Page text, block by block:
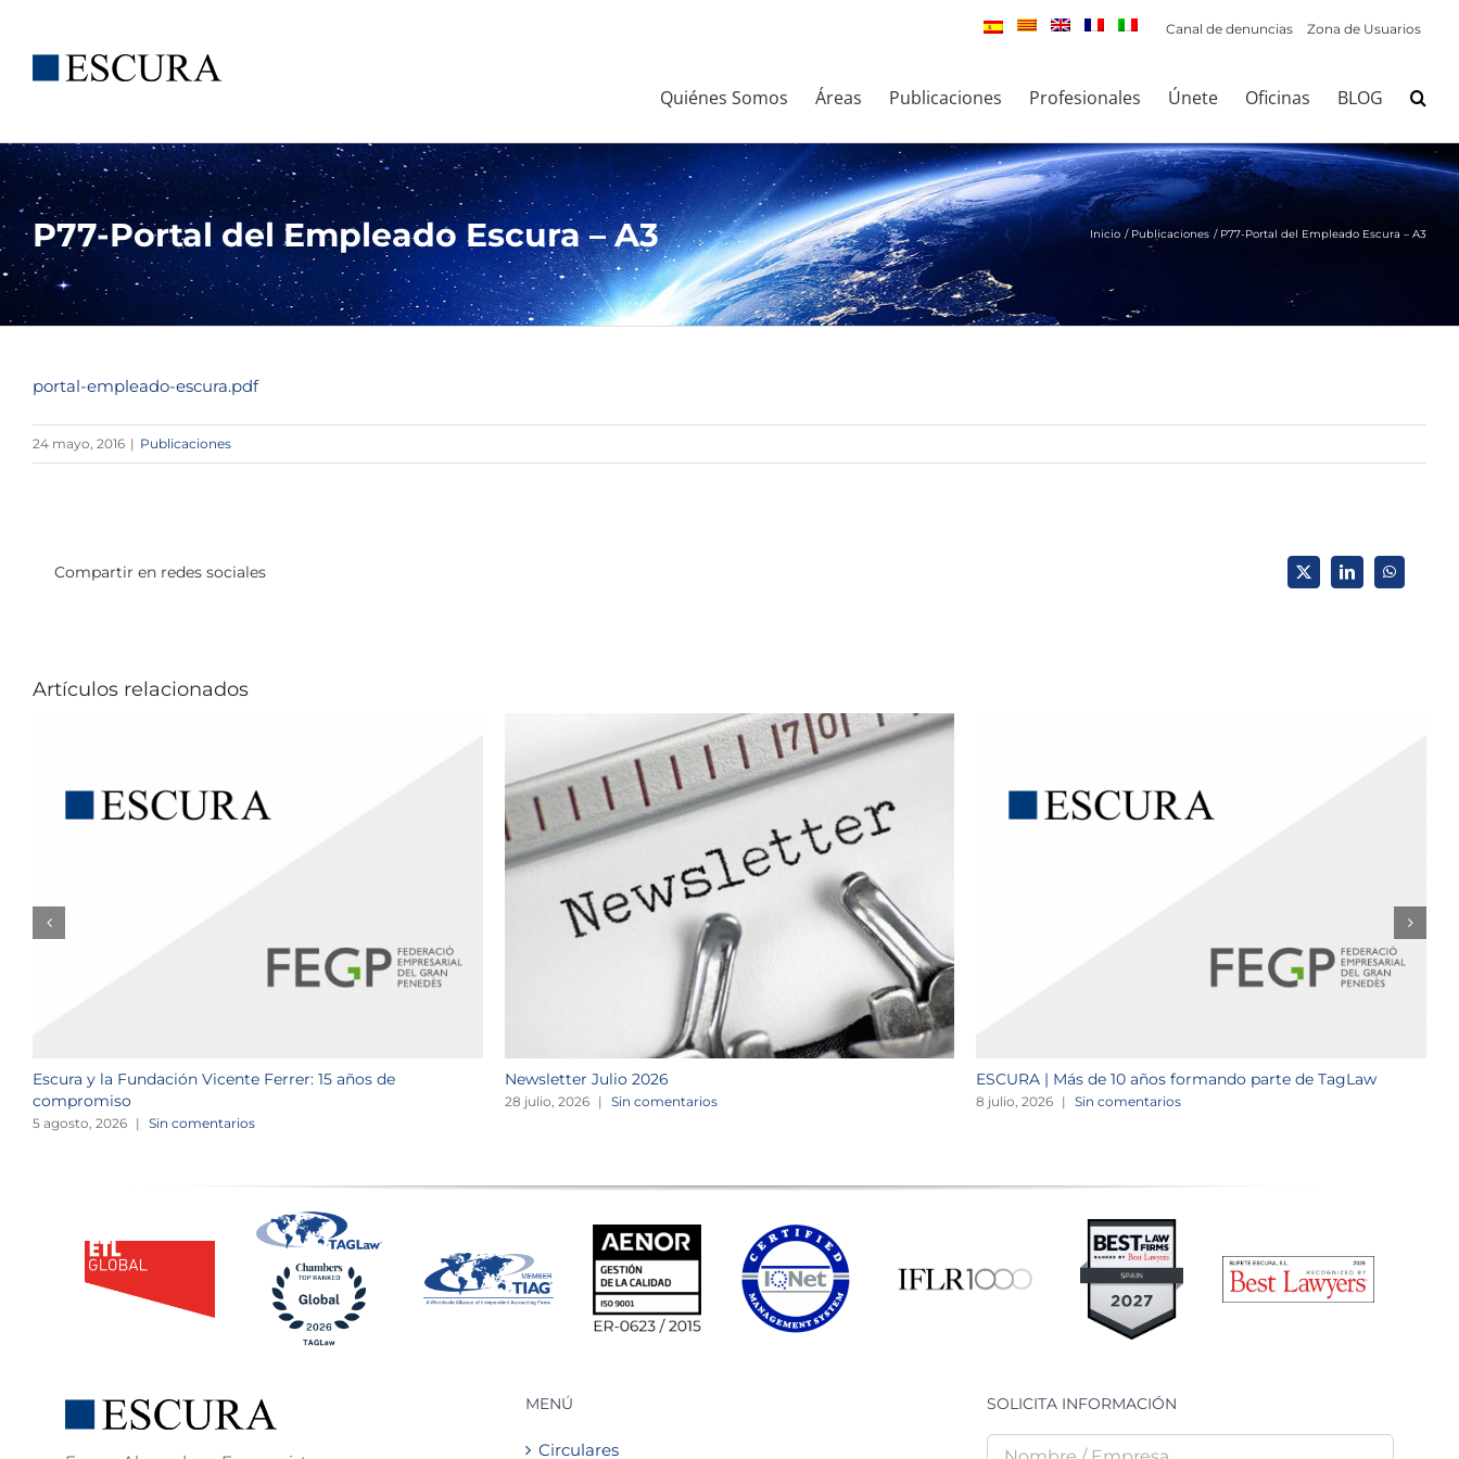
contenido
Canal de denuncias Zona de Usuarios
Quiénes Somos Áreas Publicaciones Profesionales Únete Oficinas BLOG
P77-Portal del Empleado Escura – A3 Inicio Publicaciones P77-Portal del Empleado Escura – A3
portal-empleado-escura.pdf
24 mayo, 2016 | Publicaciones
Compartir en redes sociales X LinkedInWhatsApp
Artículos relacionados
Escura y la Fundación Vicente Ferrer: 15 años de
compromiso
5 agosto, 2026 | Sin comentarios
Newsletter Julio 2026
28 julio, 2026 | Sin comentarios
ESCURA | Más de 10 años formando parte de TagLaw
8 julio, 2026 | Sin comentarios
MENÚ
Circulares
SOLICITA INFORMACIÓN